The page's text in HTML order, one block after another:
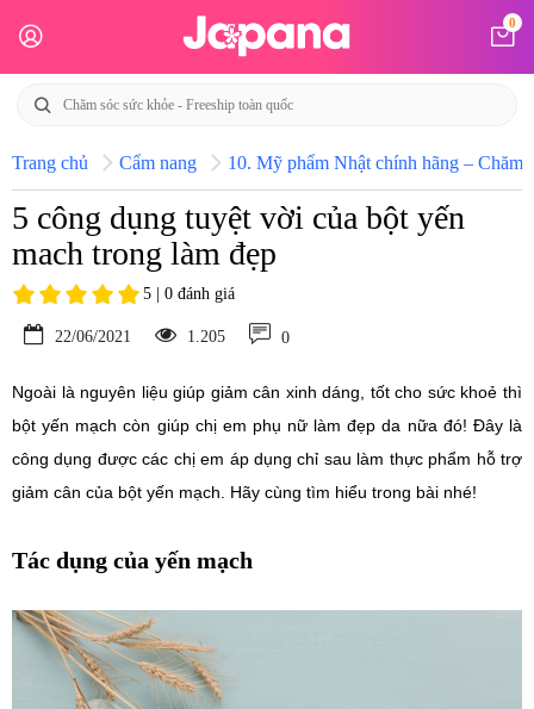
0
Trang chủ Cẩm nang 10. Mỹ phẩm Nhật chính hãng – Chăm
5 công dụng tuyệt vời của bột yến
mach trong làm đẹp
5 | 0 đánh giá
22/06/2021 1.205 0
Ngoài là nguyên liệu giúp giảm cân xinh dáng, tốt cho sức khoẻ thì
bột yến mạch còn giúp chị em phụ nữ làm đẹp da nữa đó! Đây là
công dụng được các chị em áp dụng chỉ sau làm thực phẩm hỗ trợ
giảm cân của bột yến mạch. Hãy cùng tìm hiểu trong bài nhé!
Tác dụng của yến mạch